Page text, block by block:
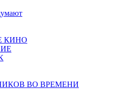
КИНО
ВО ВРЕМЕНИ